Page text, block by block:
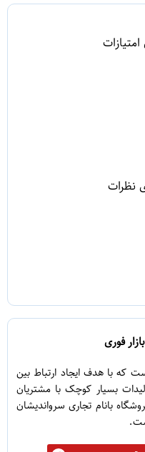
نظرات
فوری
که با هدف ایجاد ارتباط بین
بسیار کوچک با مشتریان
بانام تجاری سرواندیشان